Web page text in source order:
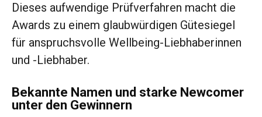
Dieses aufwendige Prüfverfahren macht die
Awards zu einem glaubwürdigen Gütesiegel
für anspruchsvolle Wellbeing-Liebhaberinnen
und -Liebhaber.
Bekannte Namen und starke Newcomer
unter den Gewinnern